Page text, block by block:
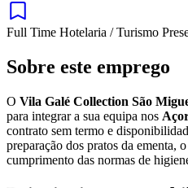
Full Time Hotelaria / Turismo
Sobre este emprego
O Vila Galé Collection São
para integrar a sua equipa nos
contrato sem termo e
preparação dos pratos da ementa,
cumprimento das normas de